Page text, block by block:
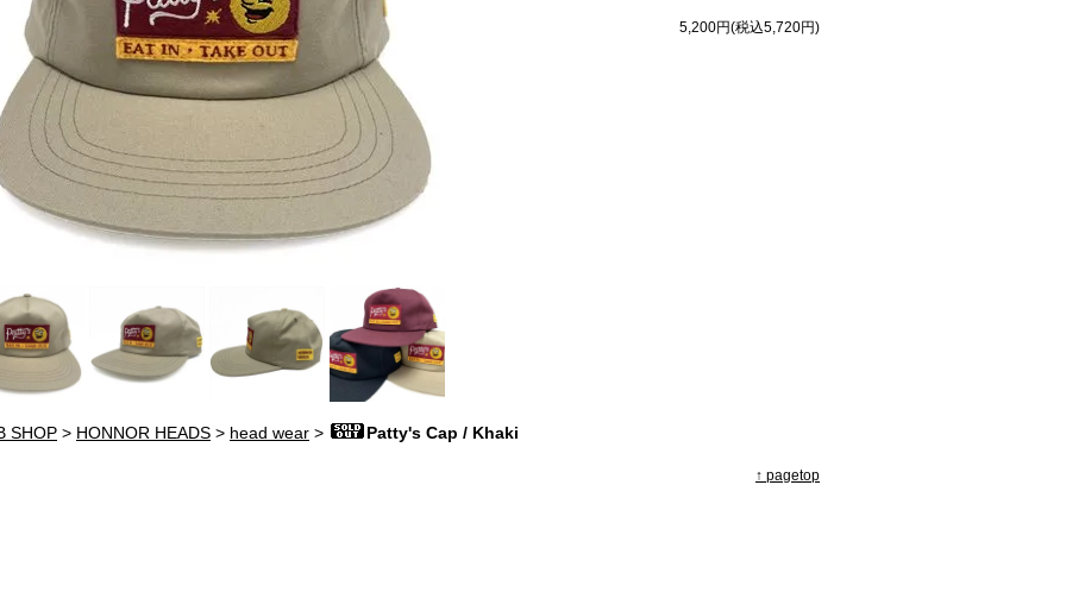
5,200円(税込5,720円)
SHOP > HONNOR HEADS > head wear > Patty's Cap / Khaki
↑ pagetop